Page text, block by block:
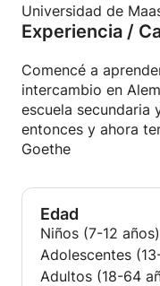
Universidad de
Experiencia /
Comencé a
intercambio en
escuela secundaria
entonces y ahora
Goethe
Edad
Niños (7-12 años)
Adolescentes
Adultos (18-64